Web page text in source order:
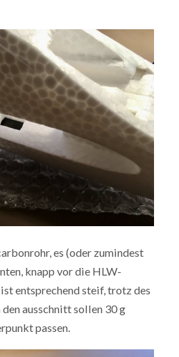
es (oder zumindest
knapp vor die HLW-
entsprechend steif, trotz des
ausschnitt sollen 30 g
passen.